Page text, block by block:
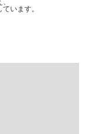
います。